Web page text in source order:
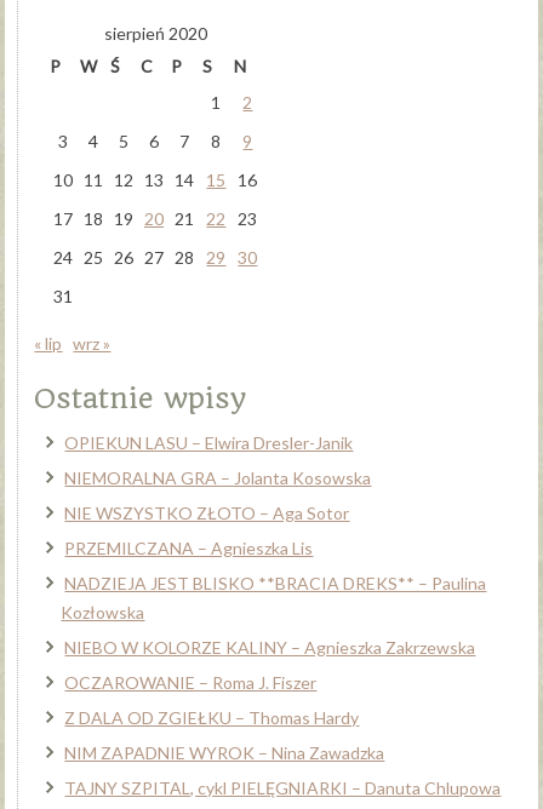
sierpień 2020
P
W Ś C P S
N
1
2
3
4 5 6 7 8
9
10 11 12 13 14 15
16
17 18 19 20 21 22
23
24 25 26 27 28 29
30
31
« lip wrz »
Ostatnie wpisy
OPIEKUN LASU – Elwira Dresler-Janik
NIEMORALNA GRA – Jolanta Kosowska
NIE WSZYSTKO ZŁOTO – Aga Sotor
PRZEMILCZANA – Agnieszka Lis
NADZIEJA JEST BLISKO **BRACIA DREKS** – Paulina
Kozłowska
NIEBO W KOLORZE KALINY – Agnieszka Zakrzewska
OCZAROWANIE – Roma J. Fiszer
Z DALA OD ZGIEŁKU – Thomas Hardy
NIM ZAPADNIE WYROK – Nina Zawadzka
TAJNY SZPITAL, cykl PIELĘGNIARKI – Danuta Chlupowa